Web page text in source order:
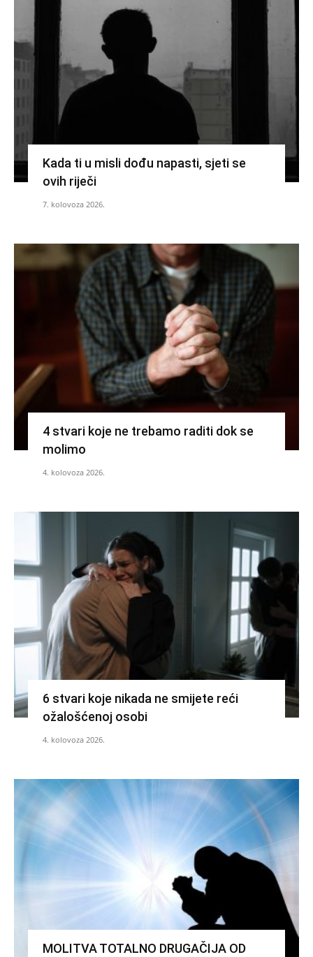
Kada ti u misli dođu napasti, sjeti se
ovih riječi
7. kolovoza 2026.
4 stvari koje ne trebamo raditi dok se
molimo
4. kolovoza 2026.
6 stvari koje nikada ne smijete reći
ožalošćenoj osobi
4. kolovoza 2026.
MOLITVA TOTALNO DRUGAČIJA OD